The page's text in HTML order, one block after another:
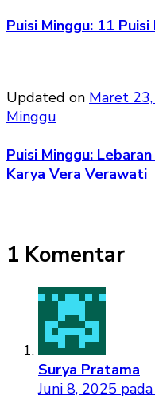
Puisi Minggu: 11
Updated on Maret
Minggu
Puisi Minggu:
Karya Vera Verawati
1 Komentar
Surya Pratama
Juni 8, 2025